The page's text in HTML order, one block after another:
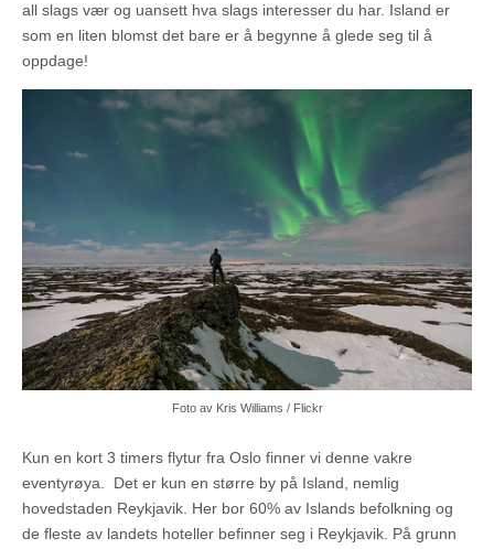
all slags vær og uansett hva slags interesser du har. Island er
som en liten blomst det bare er å begynne å glede seg til å
oppdage!
Foto av Kris Williams / Flickr
Kun en kort 3 timers flytur fra Oslo finner vi denne vakre
eventyrøya. Det er kun en større by på Island, nemlig
hovedstaden Reykjavik. Her bor 60% av Islands befolkning og
de fleste av landets hoteller befinner seg i Reykjavik. På grunn